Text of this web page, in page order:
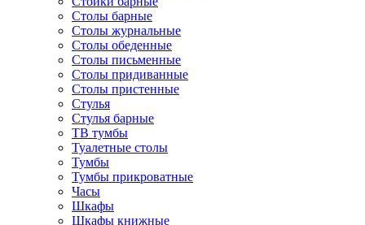
Столы барные
Столы журнальные
Столы обеденные
Столы письменные
Столы придиванные
Столы пристенные
Стулья
Стулья барные
ТВ тумбы
Туалетные столы
Тумбы
Тумбы прикроватные
Часы
Шкафы
Шкафы книжные